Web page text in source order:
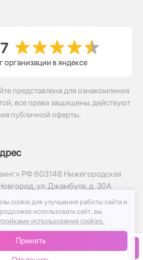
В корзину
организации в яндексе
представлена для ознакомления
все права защищены, действуют
публичной оферты.
РФ 603148 Нижегородская
ул. Джамбула, д. 30А
Цветов 24.ру
cookie для улучшения работы сайта и
использовать сайт, вы
использования cookies.
Принять